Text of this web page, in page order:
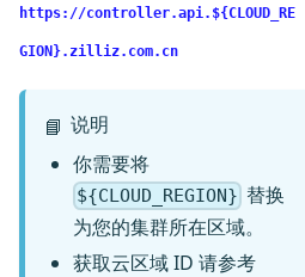
https://controller.api.${CLOUD_RE
GION}.zilliz.com.cn
📘 说明
你需要将
${CLOUD_REGION} 替换
为您的集群所在区域。
获取云区域 ID 请参考